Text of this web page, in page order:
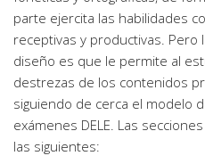
parte ejercita las habilidades
receptivas y productivas. Pero
diseño es que le permite al
destrezas de los contenidos
siguiendo de cerca el modelo
exámenes DELE. Las
las siguientes: